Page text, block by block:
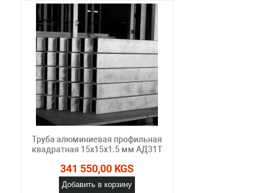
Труба алюминиевая профильная
квадратная 15х15х1.5 мм АД31Т
341 550,00 KGS
Добавить в корзину